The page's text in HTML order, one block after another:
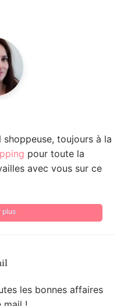
shoppeuse, toujours à la
pour toute la
avec vous sur ce
plus
les bonnes affaires